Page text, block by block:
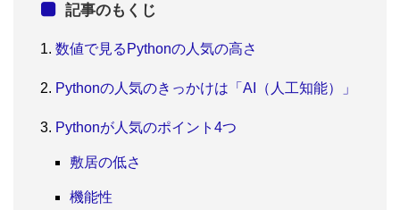
記事のもくじ
数値で見るPythonの人気の高さ
Pythonの人気のきっかけは「AI（人工知能）」
Pythonが人気のポイント4つ
敷居の低さ
機能性